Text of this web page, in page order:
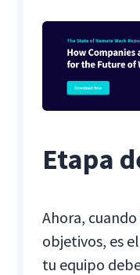
Etapa
Ahora,
objetivos, es
tu equipo